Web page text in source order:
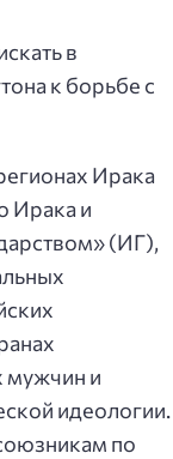
в
к борьбе с
Ирака
Ирака и
(ИГ),
мужчин и
идеологии.
по